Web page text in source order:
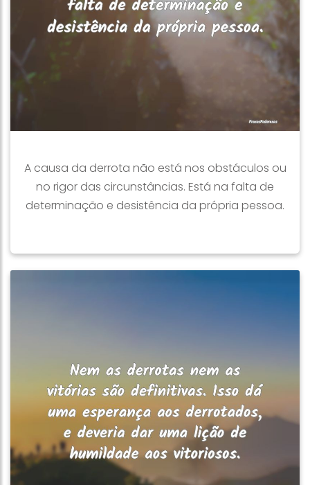
A causa da derrota não está nos obstáculos ou
no rigor das circunstâncias. Está na falta de
determinação e desistência da própria pessoa.